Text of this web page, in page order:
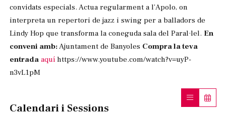
convidats especials. Actua regularment a l’Apolo, on
interpreta un repertori de jazz i swing per a balladors de
Lindy Hop que transforma la coneguda sala del Paral·lel. En
conveni amb:Ajuntament de Banyoles Compra la teva
entrada aquí https://www.youtube.com/watch?v=uyP-
n3vL1pM
Calendari i Sessions